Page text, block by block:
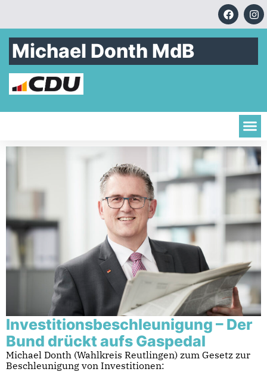
Michael Donth MdB
Investitionsbeschleunigung – Der
Bund drückt aufs Gaspedal
Michael Donth (Wahlkreis Reutlingen) zum Gesetz zur
Beschleunigung von Investitionen: